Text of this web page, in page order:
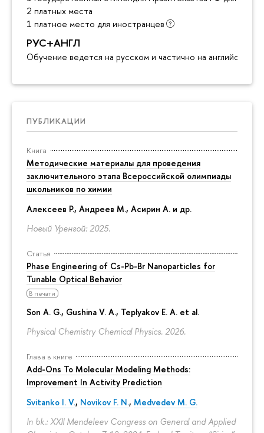
2 платных места
1 платное место для иностранцев
РУС+АНГЛ
Обучение ведется на русском и частично на английском
ПУБЛИКАЦИИ
Книга
Методические материалы для проведения
заключительного этапа Всероссийской олимпиады
школьников по химии
Алексеев Р., Андреев М., Асирин А. и др.
Новый Уренгой: 2025.
Статья
Phase Engineering of Cs-Pb-Br Nanoparticles for
Tunable Optical Behavior
В печати
Son A. G., Gushina V. A., Teplyakov E. A. et al.
Physical Chemistry Chemical Physics. 2026.
Глава в книге
Add-Ons To Molecular Modeling Methods:
Improvement In Activity Prediction
Svitanko I. V., Novikov F. N., Medvedev M. G.
In bk.: XXII Mendeleev Congress on General and Applied